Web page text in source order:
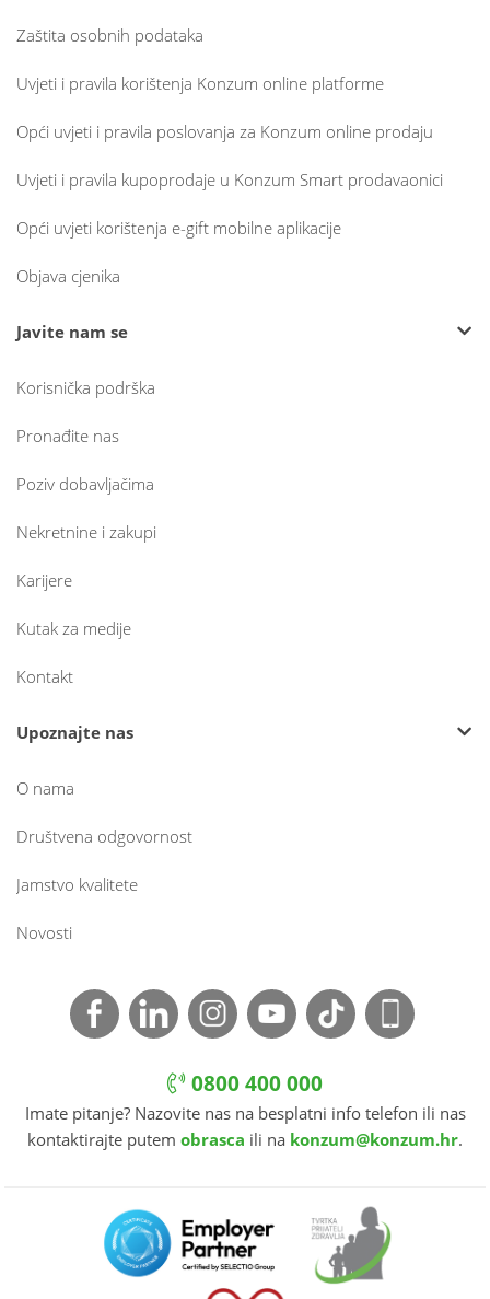
Zaštita osobnih podataka
Uvjeti i pravila korištenja Konzum online platforme
Opći uvjeti i pravila poslovanja za Konzum online prodaju
Uvjeti i pravila kupoprodaje u Konzum Smart prodavaonici
Opći uvjeti korištenja e-gift mobilne aplikacije
Objava cjenika
Javite nam se
Korisnička podrška
Pronađite nas
Poziv dobavljačima
Nekretnine i zakupi
Karijere
Kutak za medije
Kontakt
Upoznajte nas
O nama
Društvena odgovornost
Jamstvo kvalitete
Novosti
0800 400 000
Imate pitanje? Nazovite nas na besplatni info telefon ili nas
kontaktirajte putem obrasca ili na konzum@konzum.hr.